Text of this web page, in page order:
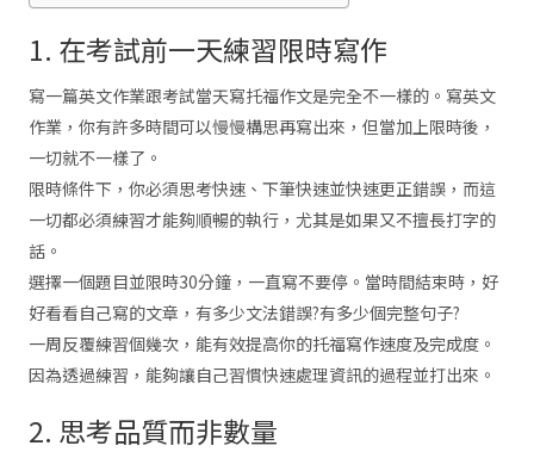
1. 在考試前一天練習限時寫作
寫一篇英文作業跟考試當天寫托福作文是完全不一樣的。寫英文
作業，你有許多時間可以慢慢構思再寫出來，但當加上限時後，
一切就不一樣了。
限時條件下，你必須思考快速、下筆快速並快速更正錯誤，而這
一切都必須練習才能夠順暢的執行，尤其是如果又不擅長打字的
話。
選擇一個題目並限時30分鐘，一直寫不要停。當時間結束時，好
好看看自己寫的文章，有多少文法錯誤?有多少個完整句子?
一周反覆練習個幾次，能有效提高你的托福寫作速度及完成度。
因為透過練習，能夠讓自己習慣快速處理資訊的過程並打出來。
2. 思考品質而非數量